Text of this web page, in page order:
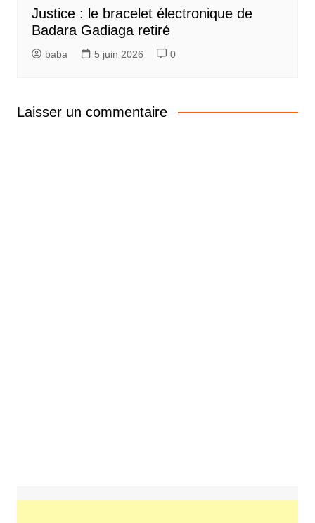
Justice : le bracelet électronique de
Badara Gadiaga retiré
baba 5 juin 2026 0
Laisser un commentaire